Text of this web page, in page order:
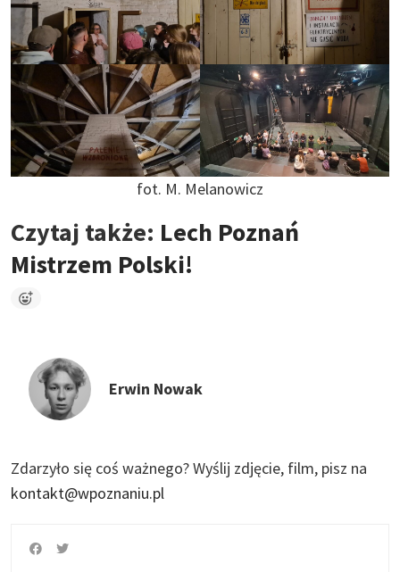
fot. M. Melanowicz
Czytaj także: Lech Poznań
Mistrzem Polski!
Erwin Nowak
Zdarzyło się coś ważnego?Wyślij zdjęcie, film, pisz na
kontakt@wpoznaniu.pl